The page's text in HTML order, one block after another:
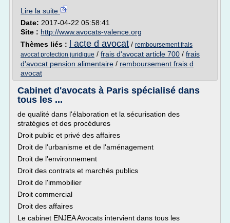
Lire la suite
Date: 2017-04-22 05:58:41
Site : http://www.avocats-valence.org
Thèmes liés :
l acte d avocat / remboursement frais
avocat protection juridique / frais d'avocat article 700 / frais
d'avocat pension alimentaire / remboursement frais d
avocat
Cabinet d'avocats à Paris spécialisé dans
tous les ...
de qualité dans l'élaboration et la sécurisation des
stratégies et des procédures
Droit public et privé des affaires
Droit de l'urbanisme et de l'aménagement
Droit de l'environnement
Droit des contrats et marchés publics
Droit de l'immobilier
Droit commercial
Droit des affaires
Le cabinet ENJEA Avocats intervient dans tous les